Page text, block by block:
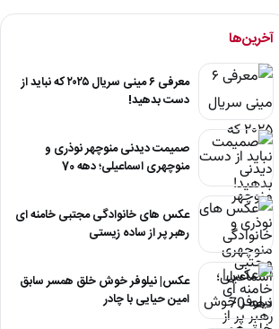
آخرین‌ها
معرفی ۶ مینی سریال ۲۰۲۵ که نباید از
دست بدهید!
صمیمت دیدنی منوچهر نوذری و
منوچهری اسماعیلی؛ دهه 70
عکس های خانوادگی مجتبی خامنه ای
رهبر پر از ساده زیستی
عکس| نیلوفر خوش خلق همسر سابق
امین حیایی با چادر